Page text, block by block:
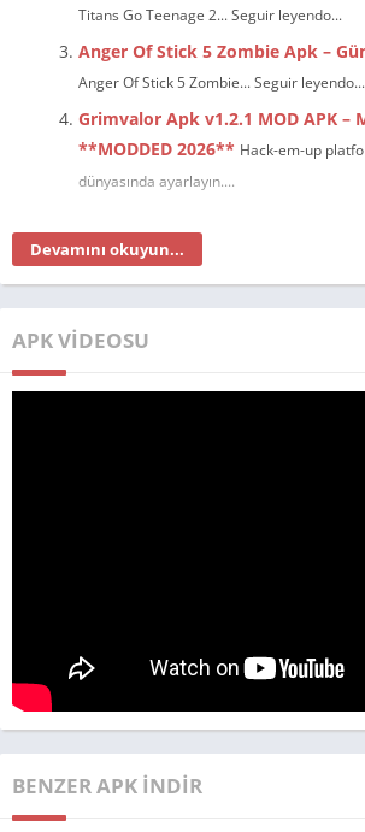
Titans Go Teenage 2... Seguir leyendo...
Anger Of Stick 5 Zombie Apk –
Anger Of Stick 5 Zombie... Seguir leyendo...
Grimvalor Apk v1.2.1 MOD APK –
**MODDED 2026** Hack-em-up
dünyasında ayarlayın....
Devamını okuyun...
APK VIDEOSU
BENZER APK İNDIR